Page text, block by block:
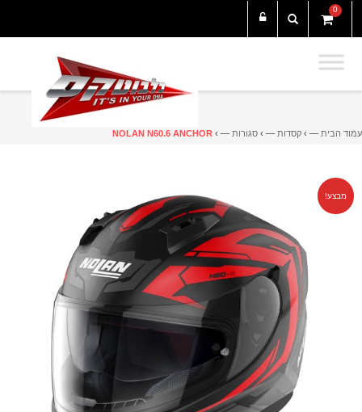
0
עמוד הבית — › קסדות — › סגורות — ›
NOLAN N60.6 ANCHOR
מבצע!